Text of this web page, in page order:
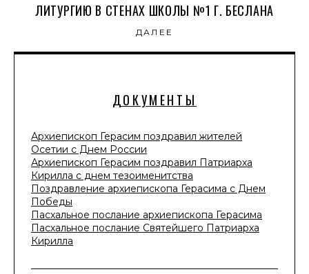
ДОКУМЕНТЫ
Архиепископ Герасим поздравил жителей
Осетии с Днем России
Архиепископ Герасим поздравил Патриарха
Кирилла с днем тезоименитства
Поздравление архиепископа Герасима с Днем
Победы
Пасхальное послание архиепископа Герасима
Пасхальное послание Святейшего Патриарха
Кирилла
ЛИТУРГИЮ В СТЕНАХ ШКОЛЫ №1 Г. БЕСЛАНА
ДАЛЕЕ